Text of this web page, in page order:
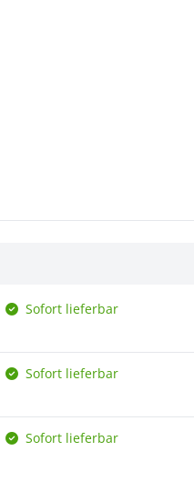
Sofort lieferbar
Sofort lieferbar
Sofort lieferbar